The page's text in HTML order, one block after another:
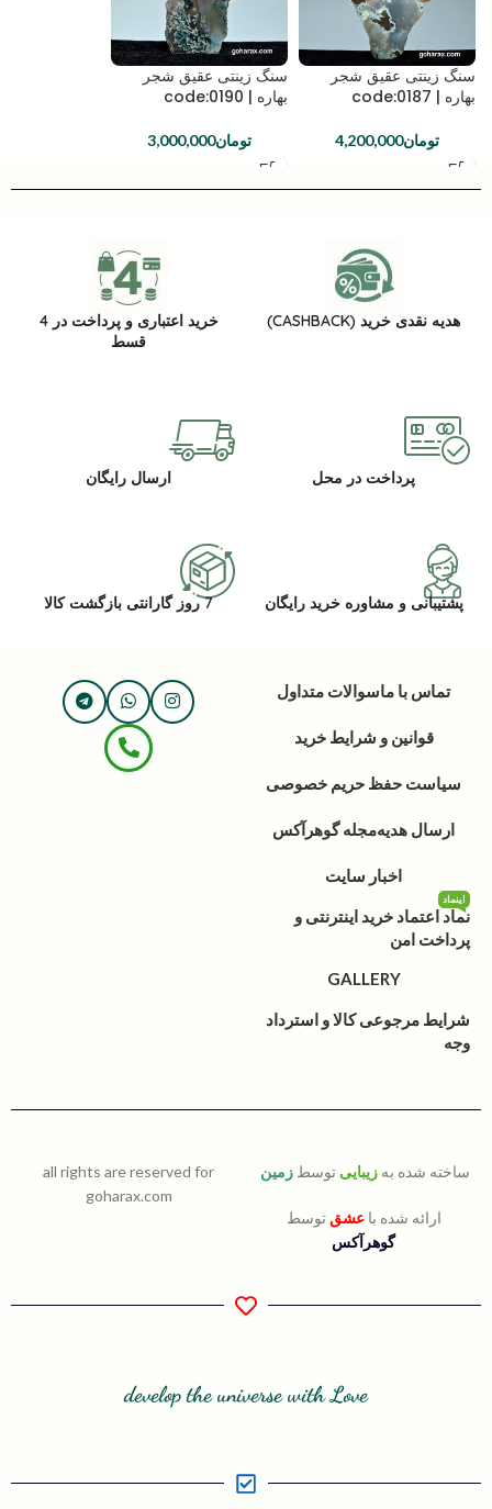
سنگ زینتی عقیق شجر
بهاره | code:0187
تومان4,200,000
سنگ زینتی عقیق شجر
بهاره | code:0190
تومان3,000,000
هدیه نقدی خرید (CASHBACK)
خرید اعتباری و پرداخت در 4
قسط
پرداخت در محل ارسال رایگان
پشتیبانی و مشاوره خرید رایگان 7 روز گارانتی بازگشت کالا
تماس با ماسوالات متداول
قوانین و شرایط خرید
سیاست حفظ حریم خصوصی
ارسال هدیهمجله گوهرآکس
اخبار سایت
نماد اعتماد خرید اینترنتی و
پرداخت امن
اینماد
GALLERY
شرایط مرجوعی کالا و استرداد
وجه
ساخته شده به زیبایی توسط زمین
ارائه شده باعشق توسط
گوهرآکس
all rights are reserved for
goharax.com
develop the universe with Love